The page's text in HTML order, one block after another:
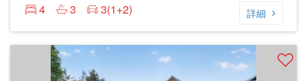
4
3 3(1+2) 詳細